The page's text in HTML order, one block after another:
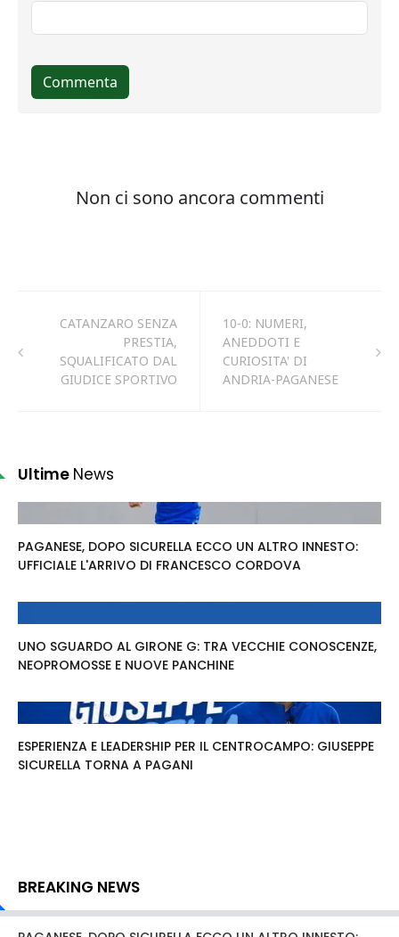
CATANZARO SENZA
PRESTIA,
SQUALIFICATO DAL
GIUDICE SPORTIVO
10-0: NUMERI,
ANEDDOTI E
CURIOSITA' DI
ANDRIA-PAGANESE
Ultime News
PAGANESE, DOPO SICURELLA ECCO UN ALTRO INNESTO:
UFFICIALE L'ARRIVO DI FRANCESCO CORDOVA
UNO SGUARDO AL GIRONE G: TRA VECCHIE CONOSCENZE,
NEOPROMOSSE E NUOVE PANCHINE
ESPERIENZA E LEADERSHIP PER IL CENTROCAMPO: GIUSEPPE
SICURELLA TORNA A PAGANI
BREAKING NEWS